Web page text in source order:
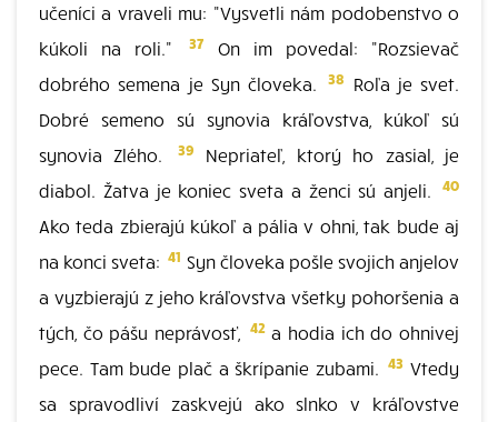
učeníci a vraveli mu: "Vysvetli nám podobenstvo o
kúkoli na roli."
37
On im povedal: "Rozsievač
dobrého semena je Syn človeka.
38 Roľa je svet.
Dobré semeno sú synovia kráľovstva, kúkoľ sú
synovia Zlého.
39
Nepriateľ, ktorý ho zasial, je
diabol. Žatva je koniec sveta a ženci sú anjeli.
40
Ako teda zbierajú kúkoľ a pália v ohni, tak bude aj
na konci sveta: 41 Syn človeka pošle svojich anjelov
a vyzbierajú z jeho kráľovstva všetky pohoršenia a
tých, čo pášu neprávosť, 42a hodia ich do ohnivej
pece. Tam bude plač a škrípanie zubami. 43 Vtedy
sa spravodliví zaskvejú ako slnko v kráľovstve